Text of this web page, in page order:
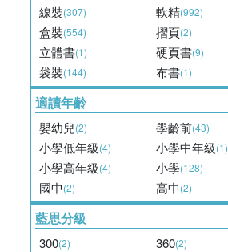
線裝(307) 軟精(992)
盒裝(554) 摺頁(2)
立體書(1) 硬頁書(9)
袋裝(144) 布書(1)
適讀年齡
嬰幼兒(2) 學齡前(43)
小學低年級(4) 小學中年級(1)
小學高年級(4) 小學(128)
國中(2) 高中(2)
藍思分級
300(2) 360(2)